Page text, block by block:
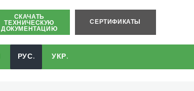
СКАЧАТЬ
ТЕХНИЧЕСКУЮ
ДОКУМЕНТАЦИЮ
СЕРТИФИКАТЫ
РУС. УКР.